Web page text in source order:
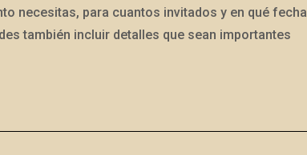
necesitas, para cuantos invitados y en qué fecha
también incluir detalles que sean importantes